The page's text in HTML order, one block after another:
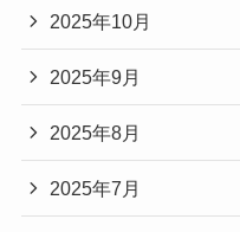
2025年10月
2025年9月
2025年8月
2025年7月